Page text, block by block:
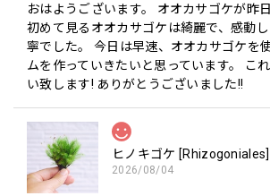
おはようございます。 オオカサゴケが昨
初めて見るオオカサゴケは綺麗で、感動
寧でした。 今日は早速、オオカサゴケを
ムを作っていきたいと思っています。 こ
い致します! ありがとうございました!!
2026/08/04